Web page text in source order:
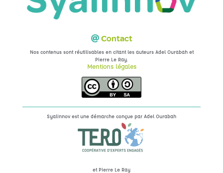
Contact
Nos contenus sont réutilisables en citant les auteurs Adel Ourabah et
Pierre Le Ray.
Mentions légales
Syalinnov est une démarche conçue par Adel Ourabah
et Pierre Le Ray